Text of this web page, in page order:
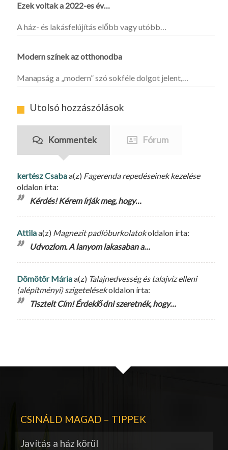
Ezek voltak a 2022-es év…
A ház- és lakásfelújítás előbb vagy utóbb…
Modern színek az otthonodba
Manapság a „modern” szó sokféle dolgot jelent,…
Utolsó hozzászólások
Kommentek Fórum
kertész Csabaa(z) Fagerenda repedéseinek kezelése
oldalon írta:
Kérdés! Kérem írják meg, hogy…
Attilaa(z) Magnezit padlóburkolatokoldalon írta:
Udvozlom. A lanyom lakasaban a…
Dömötör Máriaa(z) Talajnedvesség és talajvíz elleni
(alépítményi) szigetelésekoldalon írta:
Tisztelt Cím! Érdeklődni szeretnék, hogy…
CSINÁLD MAGAD – TIPPEK
Javítás a ház körül